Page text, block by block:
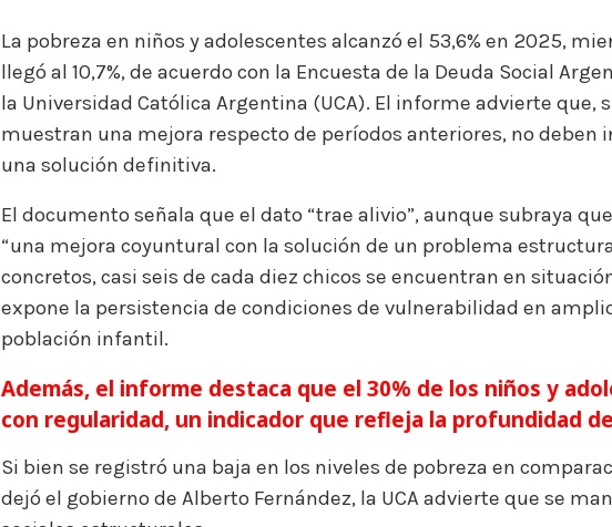
La pobreza en niños y adolescentes alcanzó el 53,6% en 2025,
llegó al 10,7%, de acuerdo con la Encuesta de la Deuda Social
la Universidad Católica Argentina (UCA). El informe advierte que,
muestran una mejora respecto de períodos anteriores, no deben
una solución definitiva.
El documento señala que el dato “trae alivio”, aunque subraya
“una mejora coyuntural con la solución de un problema
concretos, casi seis de cada diez chicos se encuentran en
expone la persistencia de condiciones de vulnerabilidad en
población infantil.
Además, el informe destaca que el 30% de los niños y
con regularidad, un indicador que refleja la profundidad
Si bien se registró una baja en los niveles de pobreza en
dejó el gobierno de Alberto Fernández, la UCA advierte que se